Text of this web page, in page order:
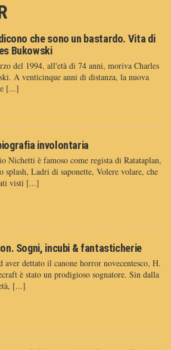
che sono un bastardo. Vita di
Bukowski
del 1994, all'età di 74 anni, moriva Charles
A venticinque anni di distanza, la nuova
[...]
involontaria
Nichetti è famoso come regista di Ratataplan,
splash, Ladri di saponette, Volere volare, che
visti [...]
Sogni, incubi & fantasticherie
aver dettato il canone horror novecentesco, H.
è stato un prodigioso sognatore. Sin dalla
[...]